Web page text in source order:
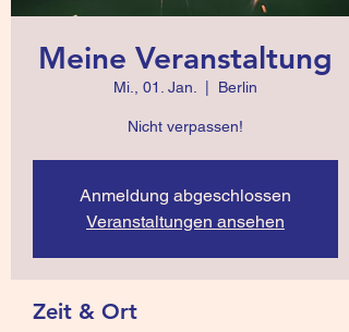
Meine Veranstaltung
Mi., 01. Jan. Berlin
Nicht verpassen!
Anmeldung abgeschlossen
Veranstaltungen ansehen
Zeit & Ort